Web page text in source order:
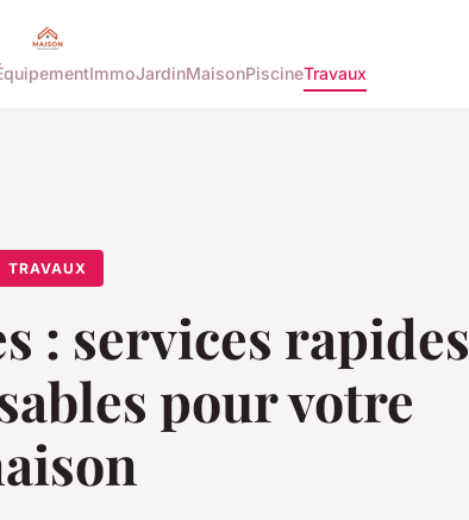
ImmoJardinMaisonPiscineTravaux
TRAVAUX
: services rapides
pour votre